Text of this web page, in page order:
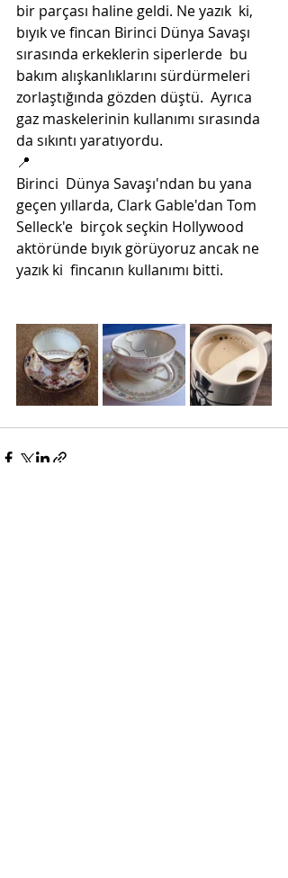
bir parçası haline geldi. Ne yazık  ki,
bıyık ve fincan Birinci Dünya Savaşı
sırasında erkeklerin siperlerde  bu
bakım alışkanlıklarını sürdürmeleri
zorlaştığında gözden düştü.  Ayrıca
gaz maskelerinin kullanımı sırasında
da sıkıntı yaratıyordu.
📍
Birinci  Dünya Savaşı'ndan bu yana
geçen yıllarda, Clark Gable'dan Tom
Selleck'e  birçok seçkin Hollywood
aktöründe bıyık görüyoruz ancak ne
yazık ki  fincanın kullanımı bitti.